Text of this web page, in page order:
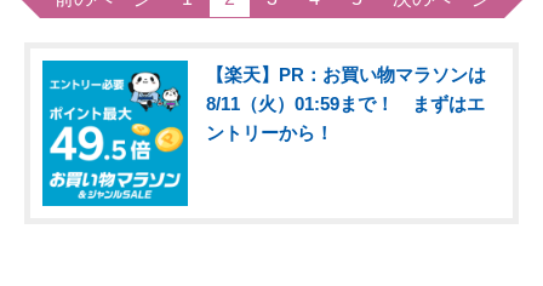
【楽天】PR：お買い物マラソンは
8/11（火）01:59まで！ まずはエ
ントリーから！